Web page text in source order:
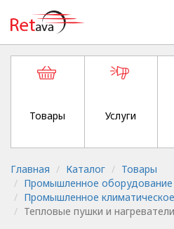
Товары Услуги
Главная Каталог
Товары
Промышленное оборудование
Промышленное
Тепловые пушки и нагреватели